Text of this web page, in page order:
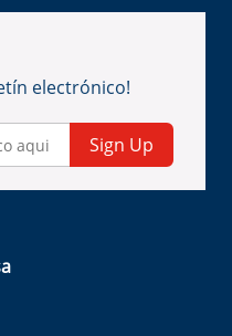
electrónico!
Sign Up